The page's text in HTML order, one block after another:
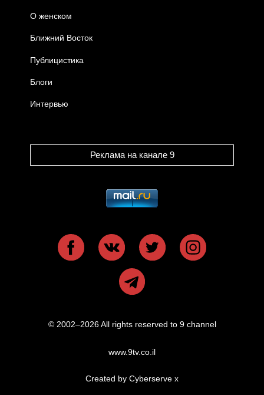
О женском
Ближний Восток
Публицистика
Блоги
Интервью
Реклама на канале 9
© 2002–2026 All rights reserved to 9 channel
www.9tv.co.il
Created by Cyberserve x